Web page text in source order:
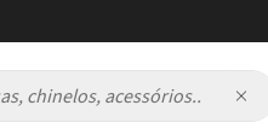
acessórios...